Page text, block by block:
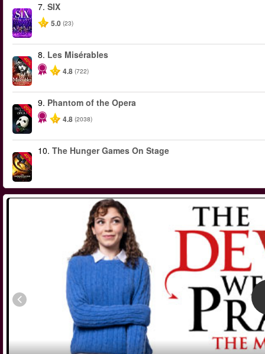
7. SIX
5.0 (23)
-40%
8. Les Misérables
4.8 (722)
-20%
9. Phantom of the Opera
4.8 (2038)
-40%
10. The Hunger Games On Stage